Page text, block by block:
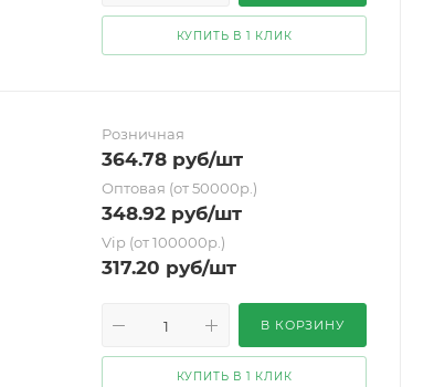
КУПИТЬ В 1 КЛИК
Розничная
364.78 руб/шт
Оптовая (от 50000р.)
348.92 руб/шт
Vip (от 100000р.)
317.20 руб/шт
В КОРЗИНУ
КУПИТЬ В 1 КЛИК